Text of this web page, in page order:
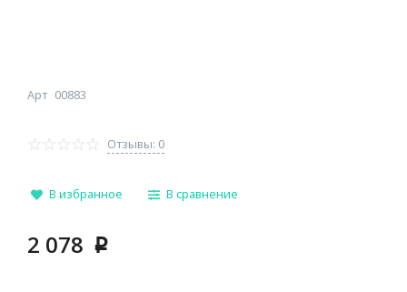
Арт 00883
Отзывы: 0
В избранное В сравнение
2 078 p